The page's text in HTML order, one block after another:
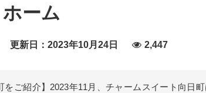
ーム
更新日：2023年10月24日 2,447
をご紹介】2023年11月、チャームスイート向日